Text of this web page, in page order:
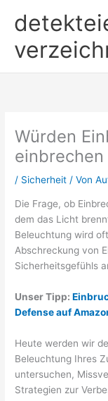
Inhalt
Würden
/ Sicherheit / Von
Die Frage, ob
dem das Licht
Beleuchtung wird
Abschreckung von
Sicherheitsgefühls
Unser Tipp:
Defense auf
Heute werden wir
Beleuchtung Ihres
untersuchen,
Strategien zur